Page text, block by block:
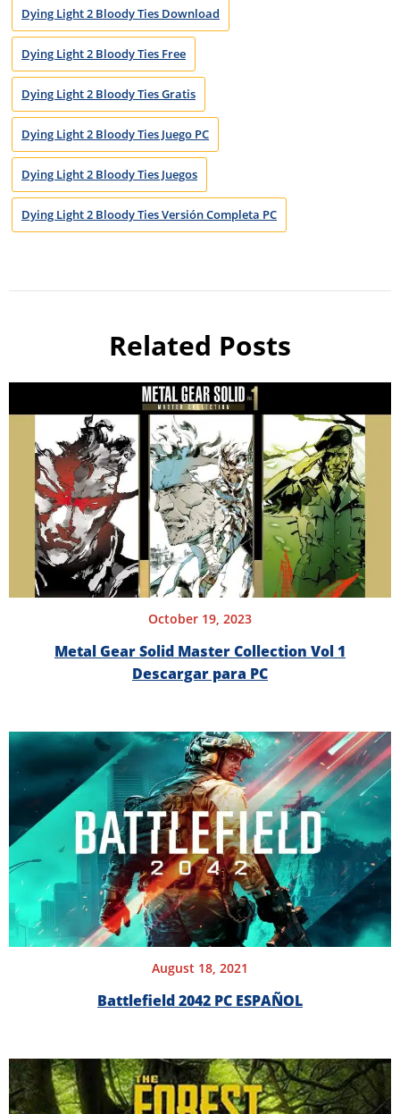
Dying Light 2 Bloody Ties Download
Dying Light 2 Bloody Ties Free
Dying Light 2 Bloody Ties Gratis
Dying Light 2 Bloody Ties Juego PC
Dying Light 2 Bloody Ties Juegos
Dying Light 2 Bloody Ties Versión Completa PC
Related Posts
October 19, 2023
Metal Gear Solid Master Collection Vol 1
Descargar para PC
August 18, 2021
Battlefield 2042 PC ESPAÑOL